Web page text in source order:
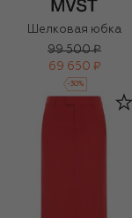
Шелковая юбка
99 500 ₽
69 650 ₽
-30%